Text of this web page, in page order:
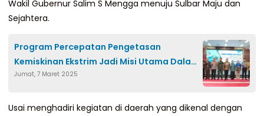
Wakil Gubernur Salim S Mengga menuju Sulbar Maju dan
Sejahtera.
Program Percepatan Pengetasan
Kemiskinan Ekstrim Jadi Misi Utama Dalam
Pemerintahan SDK-JSM
Jumat, 7 Maret 2025
Usai menghadiri kegiatan di daerah yang dikenal dengan